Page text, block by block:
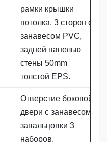
рамки крышки
потолка, 3 сторон с
занавесом PVC,
задней панелью
стены 50mm
толстой EPS.
Отверстие боковой
двери с занавесом
завальцовки 3
наборов,